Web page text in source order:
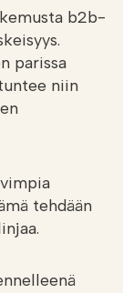
b2b-
parissa
niin
tehdään